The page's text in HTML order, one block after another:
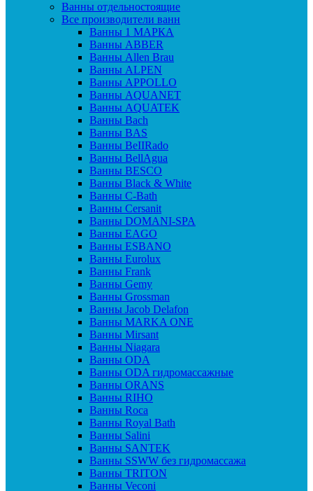
Ванны отдельностоящие
Все производители ванн
Ванны 1 МАРКА
Ванны ABBER
Ванны Allen Brau
Ванны ALPEN
Ванны APPOLLO
Ванны AQUANET
Ванны AQUATEK
Ванны Bach
Ванны BAS
Ванны BeIIRado
Ванны BellAgua
Ванны BESCO
Ванны Black & White
Ванны C-Bath
Ванны Cersanit
Ванны DOMANI-SPA
Ванны EAGO
Ванны ESBANO
Ванны Eurolux
Ванны Frank
Ванны Gemy
Ванны Grossman
Ванны Jacob Delafon
Ванны MARKA ONE
Ванны Mirsant
Ванны Niagara
Ванны ODA
Ванны ODA гидромассажные
Ванны ORANS
Ванны RIHO
Ванны Roca
Ванны Royal Bath
Ванны Salini
Ванны SANTEK
Ванны SSWW без гидромассажа
Ванны TRITON
Ванны Veconi